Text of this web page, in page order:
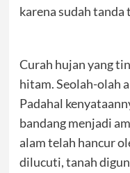
karena sudah tanda
Curah hujan yang
hitam. Seolah-olah
Padahal
bandang menjadi
alam telah hancur
dilucuti, tanah